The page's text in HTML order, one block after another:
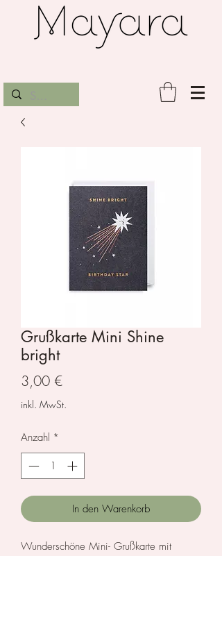
Grußkarte Mini Shine
bright
3,00 €Preis
inkl. MwSt.
Anzahl *
In den Warenkorb
Wunderschöne Mini- Grußkarte mit